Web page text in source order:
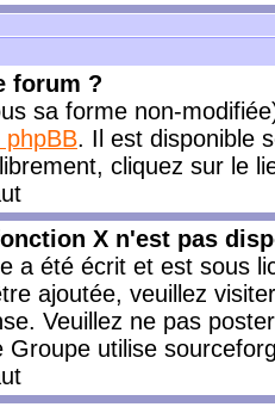
forum ?
sa forme non-
phpBB. Il est disponible
cliquez sur le
X n'est pas
a été écrit et est sous
ajoutée, veuillez
Veuillez ne pas
Groupe utilise